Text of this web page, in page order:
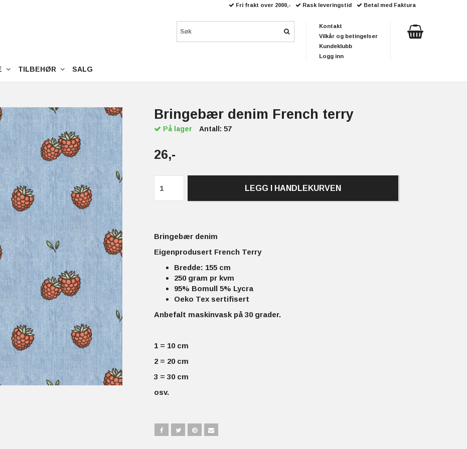
Bringebær denim French terry
På lager Antall: 57
26,-
LEGG I HANDLEKURVEN
Bringebær denim
Eigenprodusert French Terry
Bredde: 155 cm
250 gram pr kvm
95% Bomull 5% Lycra
Oeko Tex sertifisert
Anbefalt maskinvask på 30 grader.
1 = 10 cm
2 = 20 cm
3 = 30 cm
osv.
Fri frakt over 2000,- Rask leveringstid Betal med Faktura
Kontakt
Vilkår og betingelser
Kundeklubb
Logg inn
TILBEHØR SALG